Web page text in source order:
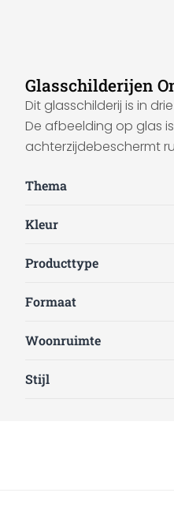
Glasschilderijen
Dit glasschilderij is in
De afbeelding op glas
achterzijdebeschermt
Thema
Kleur
Producttype
Formaat
Woonruimte
Stijl